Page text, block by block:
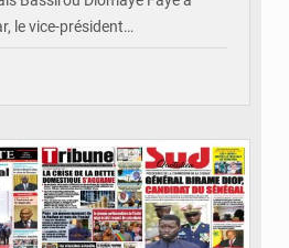
le vice-président…